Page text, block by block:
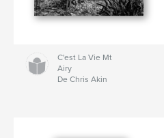
C'est La Vie Mt
Airy
De Chris Akin